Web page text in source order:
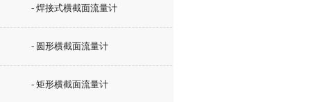
- 焊接式横截面流量计
- 圆形横截面流量计
- 矩形横截面流量计